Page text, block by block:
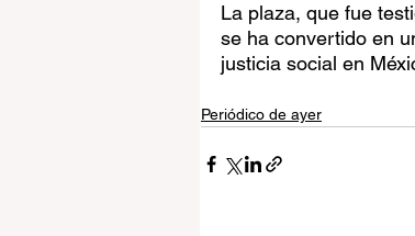
La plaza, que fue
se ha convertido en
justicia social en
Periódico de ayer